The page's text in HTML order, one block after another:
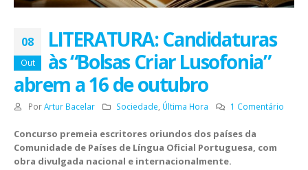
08
Out
LITERATURA: Candidaturas
às “Bolsas Criar Lusofonia”
abrem a 16 de outubro
PorArtur Bacelar Sociedade, Última Hora 1 Comentário
Concurso premeia escritores oriundos dos países da
Comunidade de Países de Língua Oficial Portuguesa, com
obra divulgada nacional e internacionalmente.